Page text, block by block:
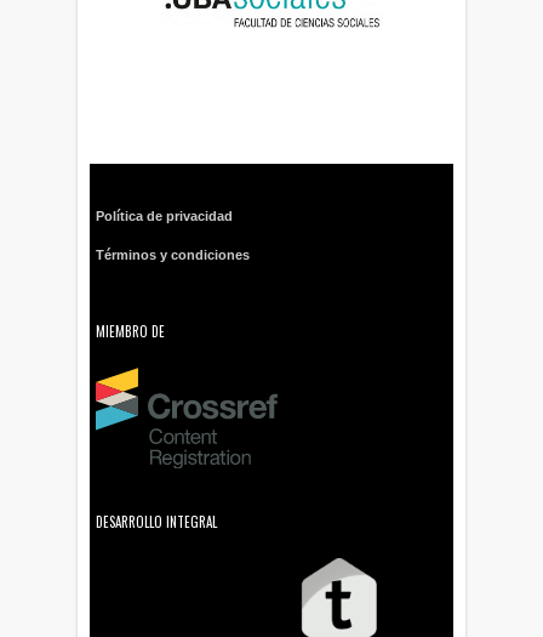
Política de privacidad
Términos y condiciones
MIEMBRO DE
DESARROLLO INTEGRAL